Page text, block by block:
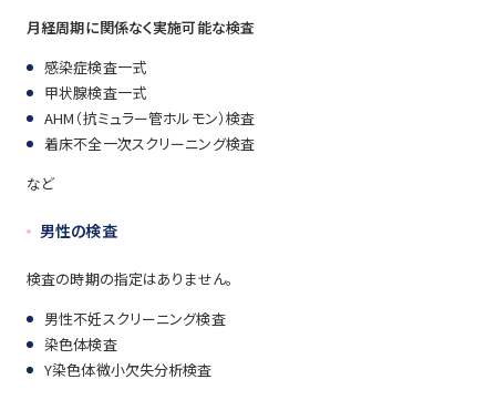
月経周期に関係なく実施可能な検査
感染症検査一式
甲状腺検査一式
AHM（抗ミュラー管ホルモン）検査
着床不全一次スクリーニング検査
など
男性の検査
検査の時期の指定はありません。
男性不妊スクリーニング検査
染色体検査
Y染色体微小欠失分析検査